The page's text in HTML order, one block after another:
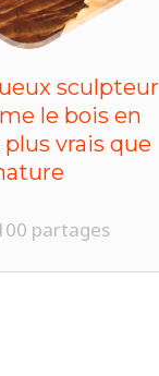
sculpteur
le bois en
vrais que
partages